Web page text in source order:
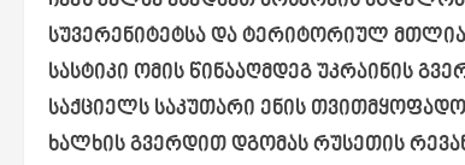
სუვერენიტეტსა და ტერიტორიულ
სასტიკი ომის წინააღმდეგ უკრაინის
საქციელს საკუთარი ენის
ხალხის გვერდით დგომას რუსეთის